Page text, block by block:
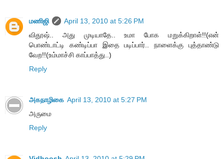
மணிஜி
April 13, 2010 at 5:26 PM
விதூஷ்.. அது முடியாதே.. உமா போக மறுக்கிறாள்!!(என்
பொண்டாட்டி கண்டிப்பா இதை படிப்பார்.. நாளைக்கு புத்தாண்டு
வேற!!(உம்மாச்சி காப்பாத்து..)
Reply
அகநாழிகை April 13, 2010 at 5:27 PM
அருமை
Reply